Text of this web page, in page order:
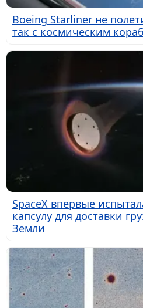
Boeing Starliner не
так с космическим
SpaceX впервые
капсулу для доставки
Земли